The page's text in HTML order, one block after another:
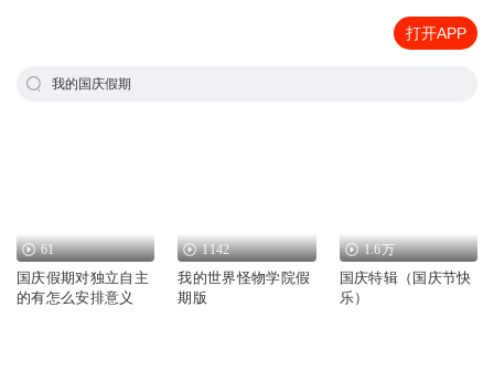
打开APP
我的国庆假期
61
国庆假期对独立自主
的有怎么安排意义
1142
我的世界怪物学院假
期版
1.6万
国庆特辑（国庆节快
乐）